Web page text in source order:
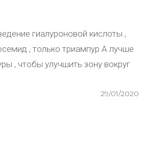
гиалуроновой кислоты ,
, только триампур А лучше
, чтобы улучшить зону вокруг
29/01/2020